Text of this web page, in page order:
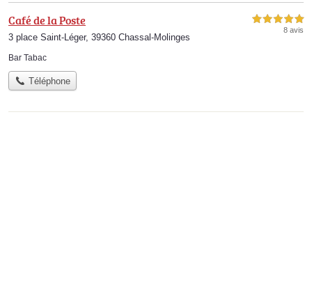
Café de la Poste
3 place Saint-Léger, 39360 Chassal-Molinges
5,0 étoiles sur 5
8 avis
Bar Tabac
Téléphone